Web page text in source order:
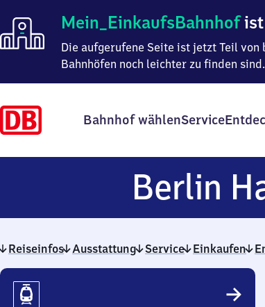
Mein
Einkaufsbahnhof
ist
umgezogen
Mein_EinkaufsBahnhofist
Die aufgerufene Seite ist jetzt Teil von
Bahnhöfen noch leichter zu finden sind.
Bahnhof wählenService
Berlin
Reiseinfos Ausstattung Service Einkaufen
Reiseinfos